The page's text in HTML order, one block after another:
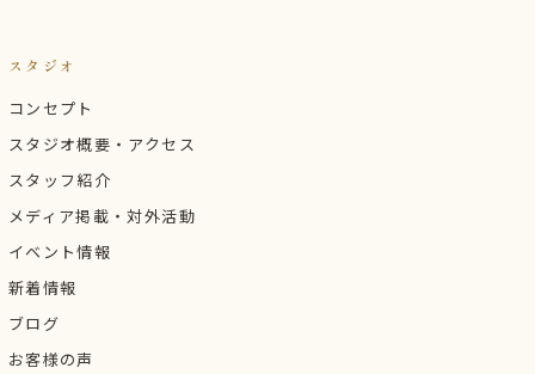
スタジオ
コンセプト
スタジオ概要・アクセス
スタッフ紹介
メディア掲載・対外活動
イベント情報
新着情報
ブログ
お客様の声